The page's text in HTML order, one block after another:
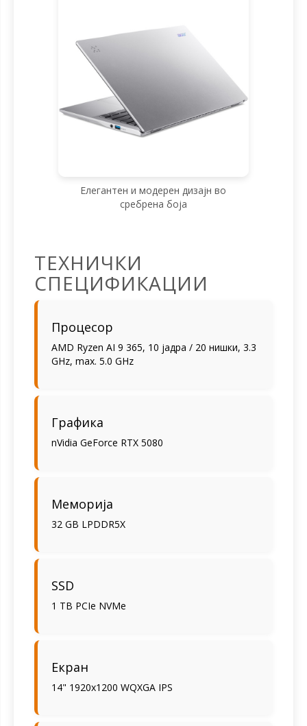
Елегантен и модерен дизајн во
сребрена боја
ТЕХНИЧКИ
СПЕЦИФИКАЦИИ
Процесор
AMD Ryzen AI 9 365, 10 јадра / 20 нишки, 3.3
GHz, max. 5.0 GHz
Графика
nVidia GeForce RTX 5080
Меморија
32 GB LPDDR5X
SSD
1 TB PCIe NVMe
Екран
14" 1920x1200 WQXGA IPS